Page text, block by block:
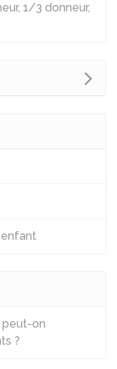
1/3 donneur,
peut-on
?